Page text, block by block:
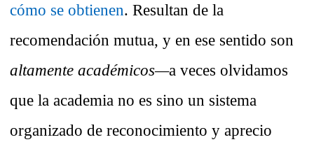
cómo se obtienen. Resultan de la
recomendación mutua, y en ese sentido son
altamente académicos—a veces olvidamos
que la academia no es sino un sistema
organizado de reconocimiento y aprecio